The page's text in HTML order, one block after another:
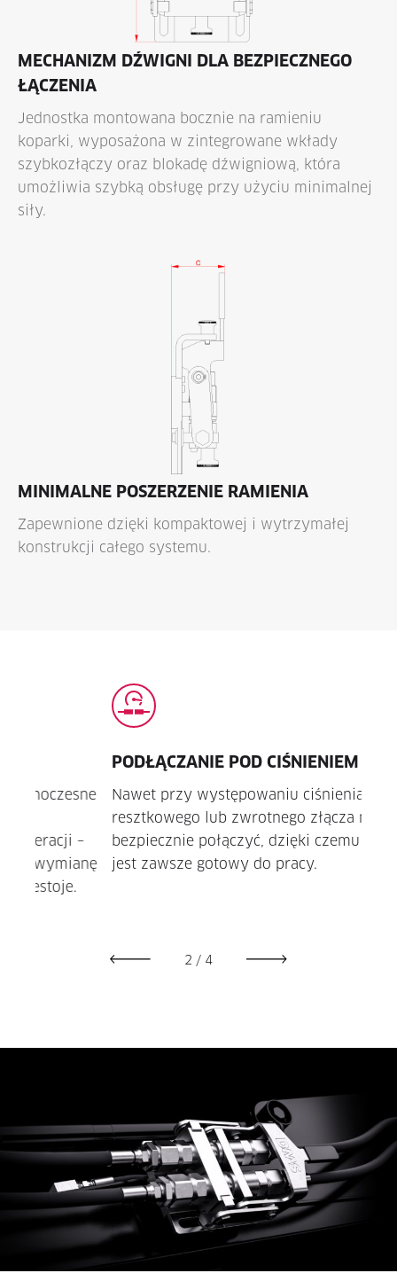
MECHANIZM DŹWIGNI DLA BEZPIECZNEGO
ŁĄCZENIA
Jednostka montowana bocznie na ramieniu
koparki, wyposażona w zintegrowane wkłady
szybkozłączy oraz blokadę dźwigniową, która
umożliwia szybką obsługę przy użyciu minimalnej
siły.
MINIMALNE POSZERZENIE RAMIENIA
Zapewnione dzięki kompaktowej i wytrzymałej
konstrukcji całego systemu.
Nawet przy występowaniu ciśnienia
resztkowego lub zwrotnego złącza można
bezpiecznie połączyć, dzięki czemu osprzęt
jest zawsze gotowy do pracy.
PODŁĄCZANIE POD CIŚNIENIEM
2 / 4